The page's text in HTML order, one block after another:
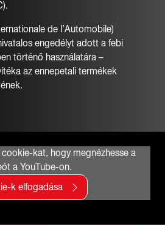
de l’Automobile)
engedélyt adott a febi
történő használatára –
az ennepetali termékek
kat, hogy megnézhesse a
a YouTube-on.
k elfogadása